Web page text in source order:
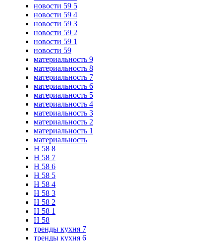
новости 59 5
новости 59 4
новости 59 3
новости 59 2
новости 59 1
новости 59
материальность 9
материальность 8
материальность 7
материальность 6
материальность 5
материальность 4
материальность 3
материальность 2
материальность 1
материальность
Н 58 8
Н 58 7
Н 58 6
Н 58 5
Н 58 4
Н 58 3
Н 58 2
Н 58 1
Н 58
тренды кухня 7
тренды кухня 6